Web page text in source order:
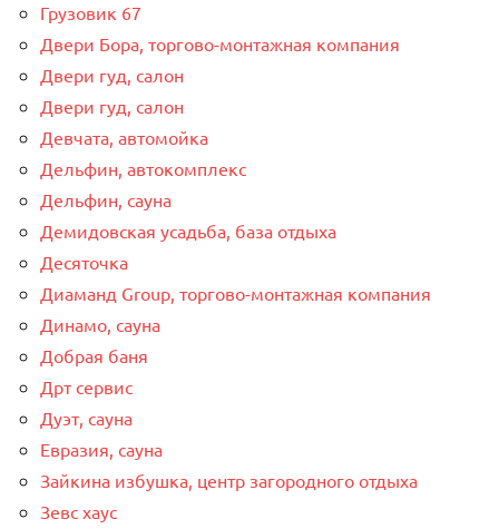
Грузовик 67
Двери Бора, торгово-монтажная компания
Двери гуд, салон
Двери гуд, салон
Девчата, автомойка
Дельфин, автокомплекс
Дельфин, сауна
Демидовская усадьба, база отдыха
Десяточка
Диаманд Group, торгово-монтажная компания
Динамо, сауна
Добрая баня
Дрт сервис
Дуэт, сауна
Евразия, сауна
Зайкина избушка, центр загородного отдыха
Зевс хаус